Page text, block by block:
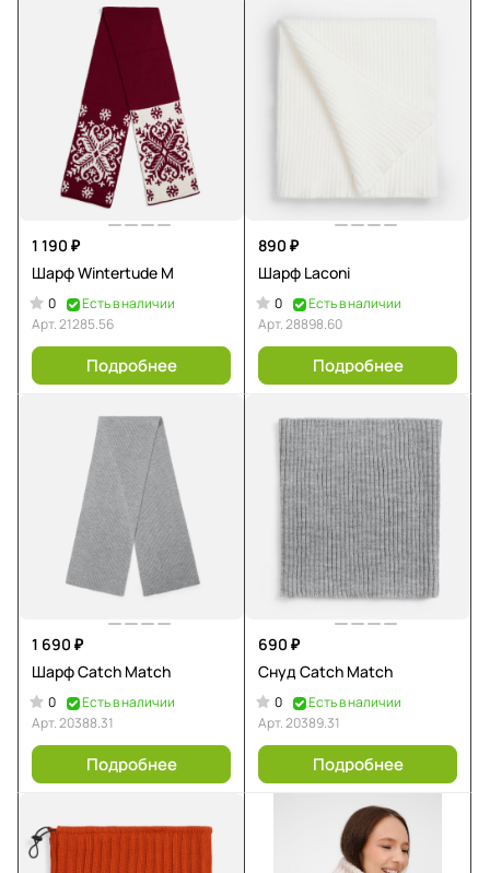
1 190 ₽
Шарф Wintertude M
0
Есть в наличии
Арт.21285.56
Подробнее
890 ₽
Шарф Laconi
0
Есть в наличии
Арт.28898.60
Подробнее
1 690 ₽
Шарф Catch Match
0
Есть в наличии
Арт.20388.31
Подробнее
690 ₽
Снуд Catch Match
0
Есть в наличии
Арт.20389.31
Подробнее